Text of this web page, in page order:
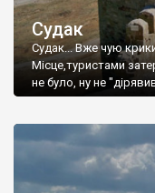
Судак
Судак... Вже чую
Місце,туристами
не було, ну не